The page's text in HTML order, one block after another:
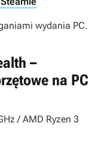
wydania PC.
–
na PC
/ AMD Ryzen 3